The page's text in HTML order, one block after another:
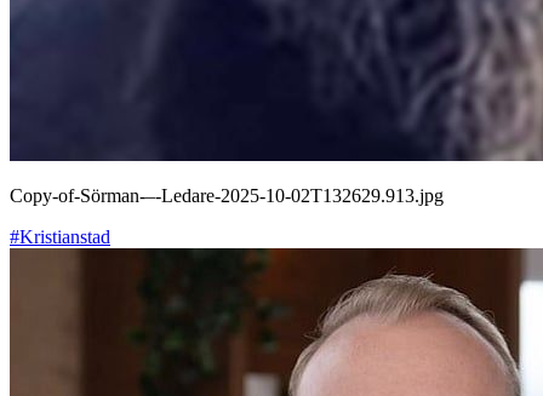
Copy-of-Sörman-–-Ledare-2025-10-02T132629.913.jpg
#Kristianstad